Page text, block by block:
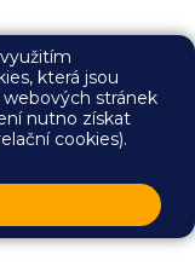
která jsou
stránek
nutno získat
cookies).